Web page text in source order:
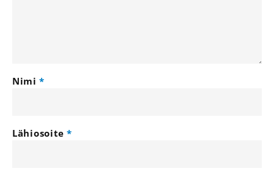
Nimi
Lähiosoite